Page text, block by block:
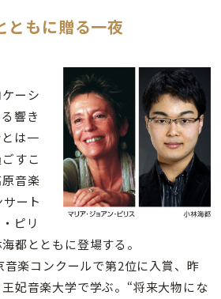
ともに贈る一夜
ーシ
響き
は一
すこ
音楽
ート
ピリ
都とともに登場する。
楽コンクールで第2位に入賞、昨
妃音楽大学で学ぶ。“将来大物にな